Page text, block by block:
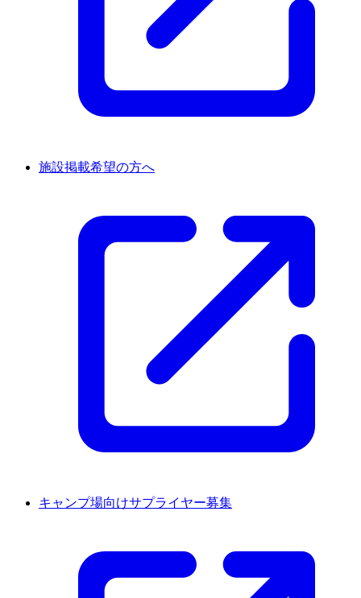
施設掲載希望の方へ
キャンプ場向けサプライヤー募集